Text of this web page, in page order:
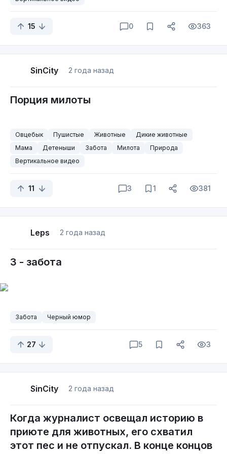
15 0 363
SinCity 2 года назад
Порция милоты⁠⁠
Овцебык Пушистые Животные
Дикие животные
Мама
Детеныши Забота Милота
Природа
Вертикальное видео
11 3 1 381
Leps 2 года назад
З - забота
Забота Черный юмор
27 5 3
SinCity 2 года назад
Когда журналист освещал историю в
приюте для животных, его схватил
этот пес и не отпускал. В конце концов